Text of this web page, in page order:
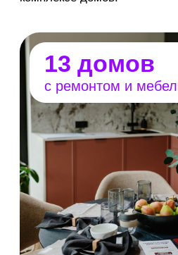
80+ участников
дизайнеры интерьеров
и ландшафта
производители и поставщики
застройщики